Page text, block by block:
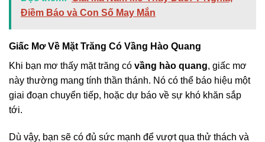
Điềm Báo và Con Số May Mắn
Giấc Mơ Về Mặt Trăng Có Vầng Hào Quang
Khi bạn mơ thấy mặt trăng có vầng hào quang, giấc mơ
này thường mang tính thần thánh. Nó có thể báo hiệu một
giai đoạn chuyển tiếp, hoặc dự báo về sự khó khăn sắp
tới.
Dù vậy, bạn sẽ có đủ sức mạnh để vượt qua thử thách và